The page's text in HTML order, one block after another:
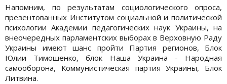
Напомним, по результатам социологического опроса,
презентованных Институтом социальной и политической
психологии Академии педагогических наук Украины, на
внеочередных парламентских выборах в Верховную Раду
Украины имеют шанс пройти Партия регионов, Блок
Юлии Тимошенко, блок Наша Украина - Народная
самооборона, Коммунистическая партия Украины, Блок
Литвина.